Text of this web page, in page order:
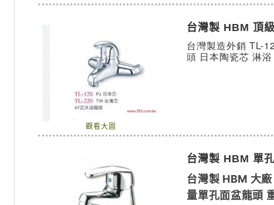
觀看大圖
台灣製 HBM 頂
台灣製造外銷 TL-
頭 日本陶瓷芯 淋浴
台灣製 HBM 單
台灣製 HBM 大
量單孔面盆龍頭